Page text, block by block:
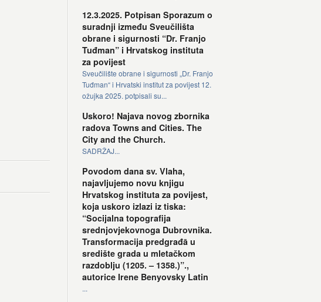
12.3.2025. Potpisan Sporazum o
suradnji između Sveučilišta
obrane i sigurnosti “Dr. Franjo
Tuđman” i Hrvatskog instituta
za povijest
Sveučilište obrane i sigurnosti „Dr. Franjo
Tuđman“ i Hrvatski institut za povijest 12.
ožujka 2025. potpisali su...
Uskoro! Najava novog zbornika
radova Towns and Cities. The
City and the Church.
SADRŽAJ...
Povodom dana sv. Vlaha,
najavljujemo novu knjigu
Hrvatskog instituta za povijest,
koja uskoro izlazi iz tiska:
“Socijalna topografija
srednjovjekovnoga Dubrovnika.
Transformacija predgrađā u
središte grada u mletačkom
razdoblju (1205. – 1358.)”.,
autorice Irene Benyovsky Latin
...